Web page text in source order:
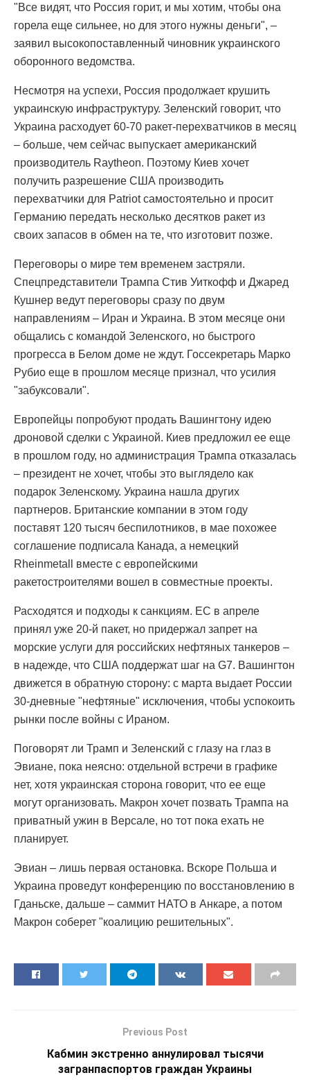
"Все видят, что Россия горит, и мы хотим, чтобы она
горела еще сильнее, но для этого нужны деньги", –
заявил высокопоставленный чиновник украинского
оборонного ведомства.
Несмотря на успехи, Россия продолжает крушить
украинскую инфраструктуру. Зеленский говорит, что
Украина расходует 60-70 ракет-перехватчиков в месяц
– больше, чем сейчас выпускает американский
производитель Raytheon. Поэтому Киев хочет
получить разрешение США производить
перехватчики для Patriot самостоятельно и просит
Германию передать несколько десятков ракет из
своих запасов в обмен на те, что изготовит позже.
Переговоры о мире тем временем застряли.
Спецпредставители Трампа Стив Уиткофф и Джаред
Кушнер ведут переговоры сразу по двум
направлениям – Иран и Украина. В этом месяце они
общались с командой Зеленского, но быстрого
прогресса в Белом доме не ждут. Госсекретарь Марко
Рубио еще в прошлом месяце признал, что усилия
"забуксовали".
Европейцы попробуют продать Вашингтону идею
дроновой сделки с Украиной. Киев предложил ее еще
в прошлом году, но администрация Трампа отказалась
– президент не хочет, чтобы это выглядело как
подарок Зеленскому. Украина нашла других
партнеров. Британские компании в этом году
поставят 120 тысяч беспилотников, в мае похожее
соглашение подписала Канада, а немецкий
Rheinmetall вместе с европейскими
ракетостроителями вошел в совместные проекты.
Расходятся и подходы к санкциям. ЕС в апреле
принял уже 20-й пакет, но придержал запрет на
морские услуги для российских нефтяных танкеров –
в надежде, что США поддержат шаг на G7. Вашингтон
движется в обратную сторону: с марта выдает России
30-дневные "нефтяные" исключения, чтобы успокоить
рынки после войны с Ираном.
Поговорят ли Трамп и Зеленский с глазу на глаз в
Эвиане, пока неясно: отдельной встречи в графике
нет, хотя украинская сторона говорит, что ее еще
могут организовать. Макрон хочет позвать Трампа на
приватный ужин в Версале, но тот пока ехать не
планирует.
Эвиан – лишь первая остановка. Вскоре Польша и
Украина проведут конференцию по восстановлению в
Гданьске, дальше – саммит НАТО в Анкаре, а потом
Макрон соберет "коалицию решительных".
Previous Post
Кабмин экстренно аннулировал тысячи
загранпаспортов граждан Украины